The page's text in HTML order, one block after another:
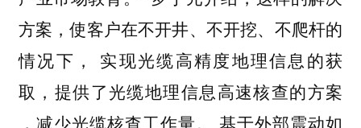
方案，使客户在不开井、不开挖、不爬杆的
情况下， 实现光缆高精度地理信息的获
取，提供了光缆地理信息高速核查的方案
，减少光缆核查工作量。 基于外部震动如